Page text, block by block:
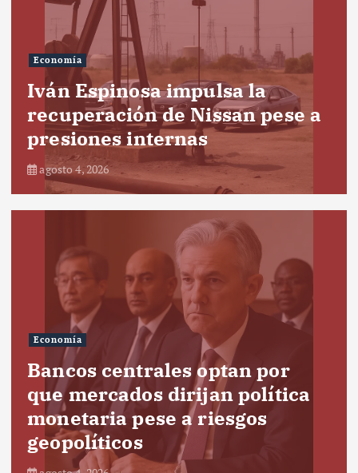
Economía
Iván Espinosa impulsa la
recuperación de Nissan pese a
presiones internas
agosto 4, 2026
Economía
Bancos centrales optan por
que mercados dirijan política
monetaria pese a riesgos
geopolíticos